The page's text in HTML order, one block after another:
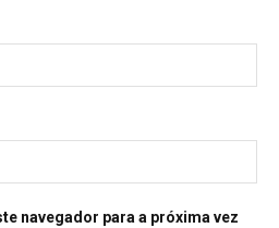
navegador para a próxima vez